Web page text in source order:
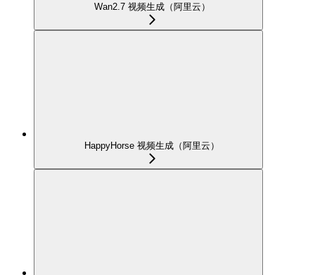
Wan2.7 视频生成（阿里云）
HappyHorse 视频生成（阿里云）